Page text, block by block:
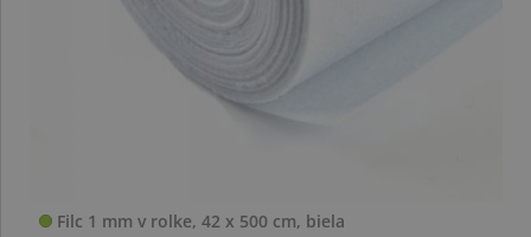
Filc 1 mm v rolke, 42 x 500 cm, biela